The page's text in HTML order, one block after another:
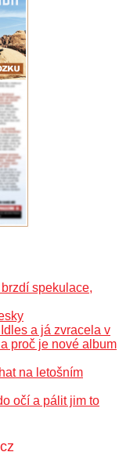
spekulace,
a já zvracela v
proč je nové album
na letošním
očí a pálit jim to